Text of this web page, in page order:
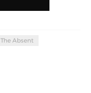
The Absent